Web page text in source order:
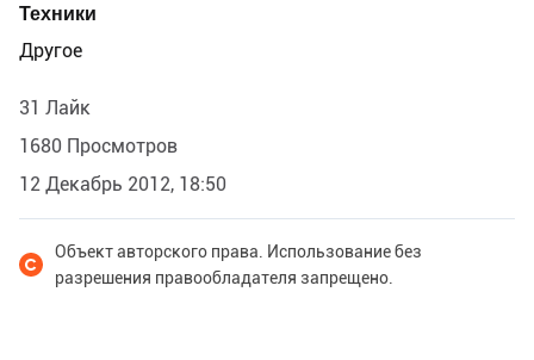
Техники
Другое
31 Лайк
1680 Просмотров
12 Декабрь 2012, 18:50
Объект авторского права. Использование без
разрешения правообладателя запрещено.